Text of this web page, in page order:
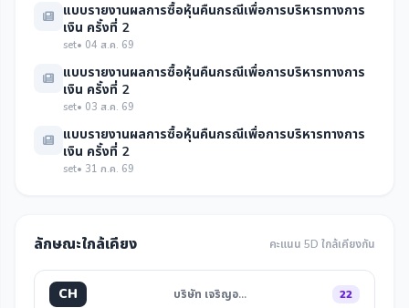
แบบรายงานผลการซื้อหุ้นคืนกรณีเพื่อการบริหารทางการ
เงิน ครั้งที่ 2
set• 04 ส.ค. 69
แบบรายงานผลการซื้อหุ้นคืนกรณีเพื่อการบริหารทางการ
เงิน ครั้งที่ 2
set• 03 ส.ค. 69
แบบรายงานผลการซื้อหุ้นคืนกรณีเพื่อการบริหารทางการ
เงิน ครั้งที่ 2
set• 31 ก.ค. 69
ลักษณะใกล้เคียง คะแนน 5D ใกล้เคียงกัน
CH บริษัท เจริญอ… 22